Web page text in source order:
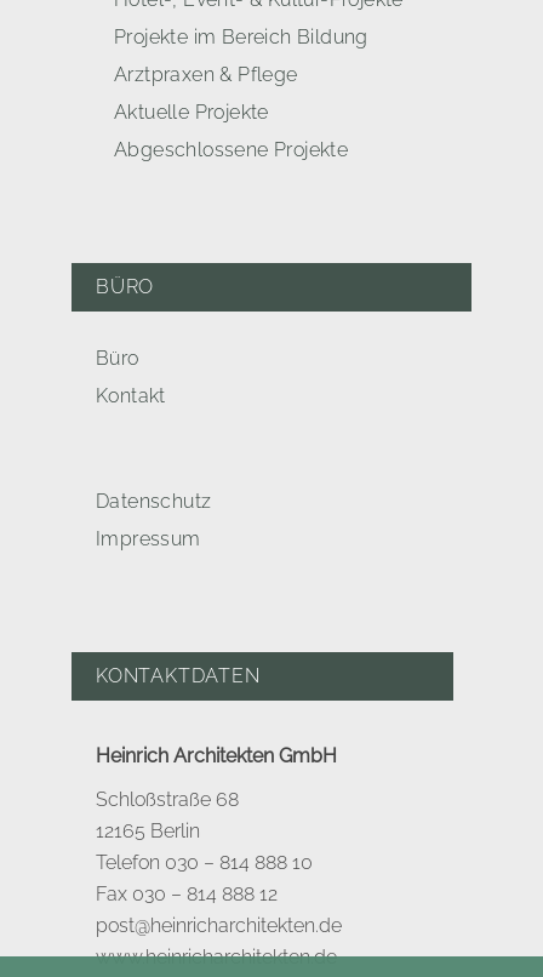
Projekte im Bereich Bildung
Arztpraxen & Pflege
Aktuelle Projekte
Abgeschlossene Projekte
BÜRO
Büro
Kontakt
Datenschutz
Impressum
KONTAKTDATEN
Heinrich Architekten GmbH
Schloßstraße 68
12165 Berlin
Telefon 030 – 814 888 10
Fax 030 – 814 888 12
post@heinricharchitekten.de
www.heinricharchitekten.de